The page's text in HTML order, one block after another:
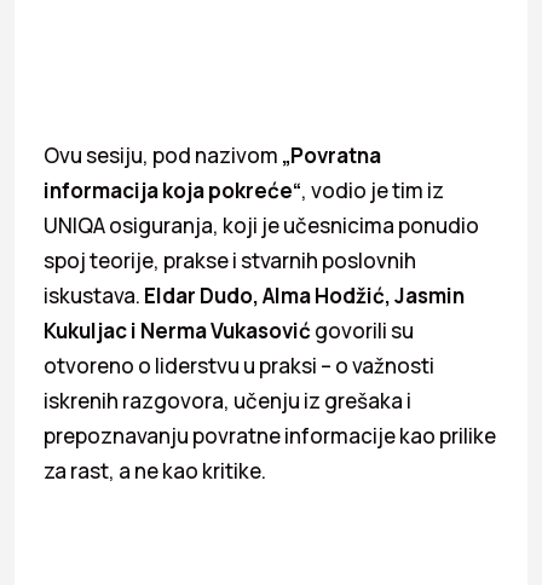
Ovu sesiju, pod nazivom „Povratna
informacija koja pokreće“, vodio je tim iz
UNIQA osiguranja, koji je učesnicima ponudio
spoj teorije, prakse i stvarnih poslovnih
iskustava. Eldar Dudo, Alma Hodžić, Jasmin
Kukuljac i Nerma Vukasović govorili su
otvoreno o liderstvu u praksi – o važnosti
iskrenih razgovora, učenju iz grešaka i
prepoznavanju povratne informacije kao prilike
za rast, a ne kao kritike.